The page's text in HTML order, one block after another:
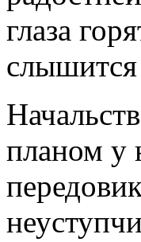
глаза
слышится
планом у